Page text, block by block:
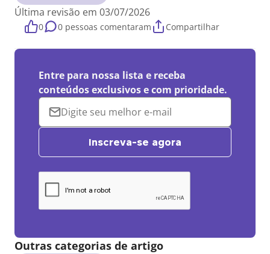
Última revisão em 03/07/2026
0 0 pessoas comentaram Compartilhar
Entre para nossa lista e receba
conteúdos exclusivos e com prioridade.
Inscreva-se agora
Outras categorias de artigo